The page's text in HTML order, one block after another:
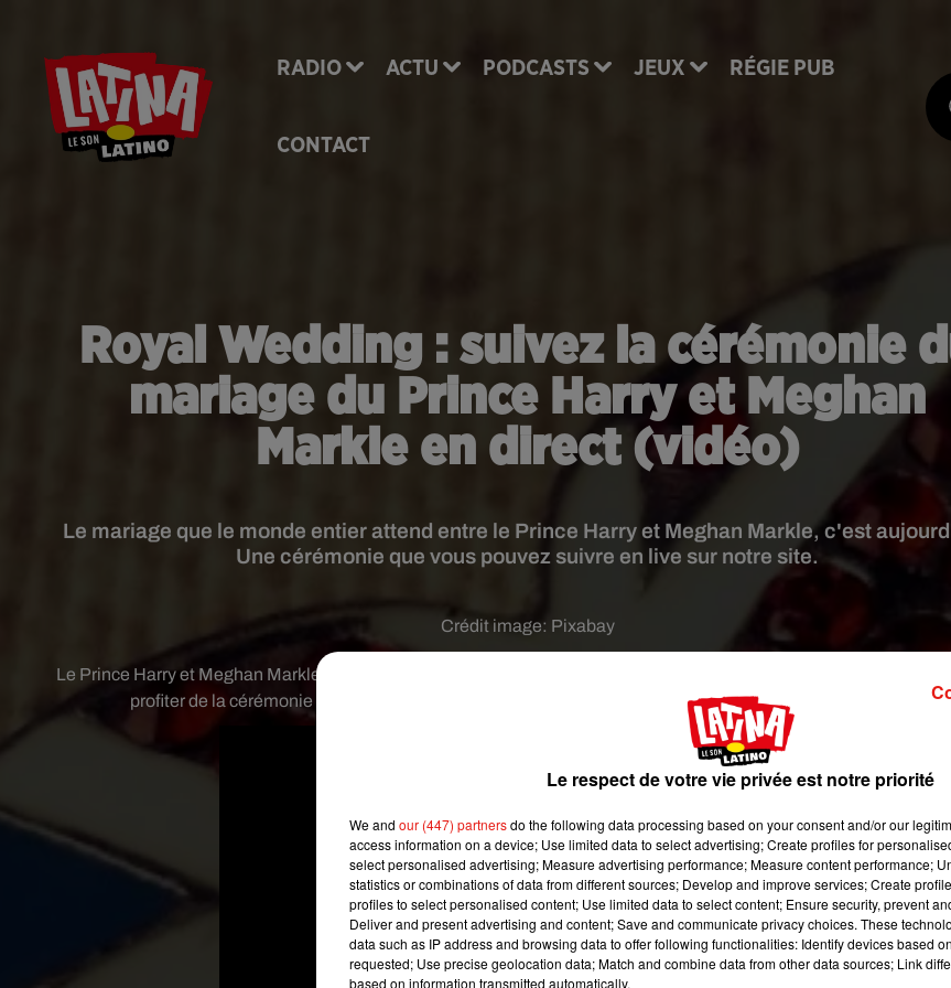
RADIO ACTU PODCASTS JEUX RÉGIE PUB
CONTACT
Royal Wedding : suivez la cérémonie
mariage du Prince Harry et Meghan
Markle en direct (vidéo)
Le mariage que le monde entier attend entre le Prince Harry et Meghan Markle, c'est
Une cérémonie que vous pouvez suivre en live sur notre site.
Crédit image: Pixabay
Le Prince Harry et Meghan Markle se diront enfin « oui » dans quelques minutes maintenant. Et vous pouvez d’ores
profiter de la cérémonie en intégralité et de l’arrivée des invités en lançant la vidéo en direct ci-dessous.
Le respect de votre vie privée est notre priorité
We and our (447) partnersdo the following data processing based on your consent and/or our
access information on a device; Use limited data to select advertising; Create profiles for
select personalised advertising; Measure advertising performance; Measure content performance;
statistics or combinations of data from different sources; Develop and improve services; Create
profiles to select personalised content; Use limited data to select content; Ensure security, prevent
Deliver and present advertising and content; Save and communicate privacy choices. These
data such as IP address and browsing data to offer following functionalities: Identify devices based
requested; Use precise geolocation data; Match and combine data from other data sources; Link
based on information transmitted automatically.